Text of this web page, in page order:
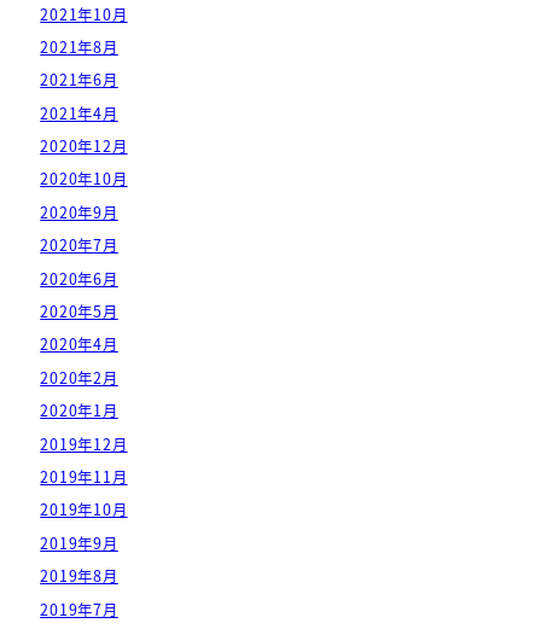
2021年10月
2021年8月
2021年6月
2021年4月
2020年12月
2020年10月
2020年9月
2020年7月
2020年6月
2020年5月
2020年4月
2020年2月
2020年1月
2019年12月
2019年11月
2019年10月
2019年9月
2019年8月
2019年7月